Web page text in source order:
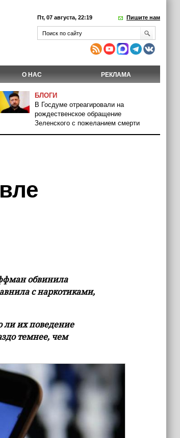
Пт, 07 августа, 22:19 Пишите нам
О НАС РЕКЛАМА
БЛОГИ
В Госдуме отреагировали на
рождественское обращение
Зеленского с пожеланием смерти
обвинила
с наркотиками,
ли их поведение
темнее, чем